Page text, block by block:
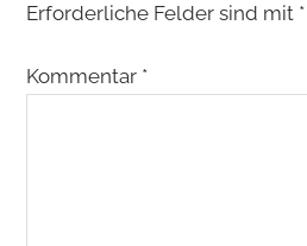
Erforderliche Felder sind mit *
Kommentar *